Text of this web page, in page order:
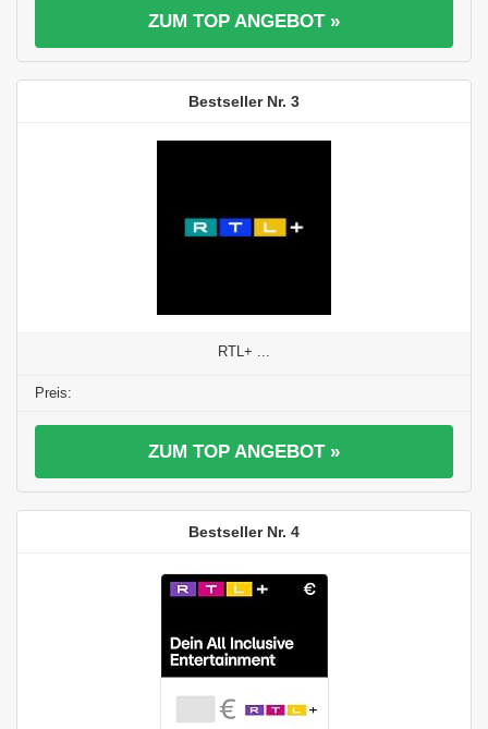
ZUM TOP ANGEBOT »
3
RTL+ ...
ZUM TOP ANGEBOT »
4